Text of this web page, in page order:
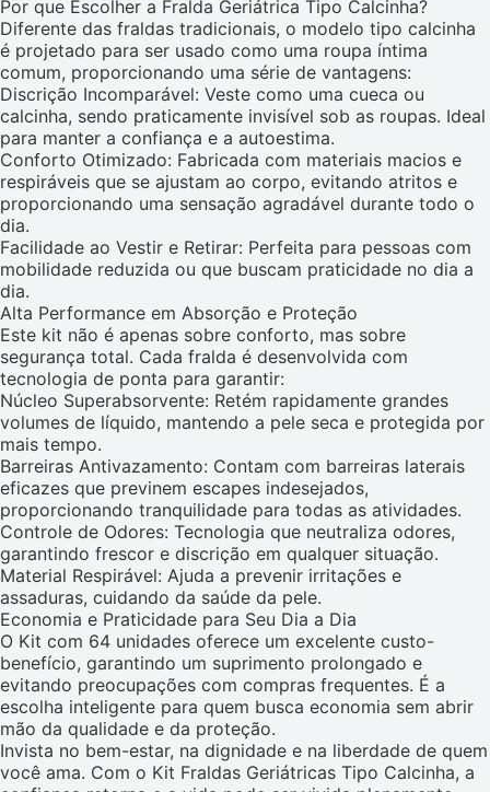
Por que Escolher a Fralda Geriátrica Tipo Calcinha?
Diferente das fraldas tradicionais, o modelo tipo calcinha
é projetado para ser usado como uma roupa íntima
comum, proporcionando uma série de vantagens:
Discrição Incomparável: Veste como uma cueca ou
calcinha, sendo praticamente invisível sob as roupas. Ideal
para manter a confiança e a autoestima.
Conforto Otimizado: Fabricada com materiais macios e
respiráveis que se ajustam ao corpo, evitando atritos e
proporcionando uma sensação agradável durante todo o
dia.
Facilidade ao Vestir e Retirar: Perfeita para pessoas com
mobilidade reduzida ou que buscam praticidade no dia a
dia.
Alta Performance em Absorção e Proteção
Este kit não é apenas sobre conforto, mas sobre
segurança total. Cada fralda é desenvolvida com
tecnologia de ponta para garantir:
Núcleo Superabsorvente: Retém rapidamente grandes
volumes de líquido, mantendo a pele seca e protegida por
mais tempo.
Barreiras Antivazamento: Contam com barreiras laterais
eficazes que previnem escapes indesejados,
proporcionando tranquilidade para todas as atividades.
Controle de Odores: Tecnologia que neutraliza odores,
garantindo frescor e discrição em qualquer situação.
Material Respirável: Ajuda a prevenir irritações e
assaduras, cuidando da saúde da pele.
Economia e Praticidade para Seu Dia a Dia
O Kit com 64 unidades oferece um excelente custo-
benefício, garantindo um suprimento prolongado e
evitando preocupações com compras frequentes. É a
escolha inteligente para quem busca economia sem abrir
mão da qualidade e da proteção.
Invista no bem-estar, na dignidade e na liberdade de quem
você ama. Com o Kit Fraldas Geriátricas Tipo Calcinha, a